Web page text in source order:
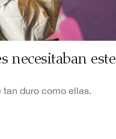
necesitaban este
tan duro como ellas.